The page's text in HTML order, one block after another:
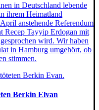
in Deutschland lebende
ihrem Heimatland
anstehende Referendum
Recep Tayyip Erdogan mit
wird. Wir haben
in Hamburg umgehört, ob
stimmen.
Berkin Elvan